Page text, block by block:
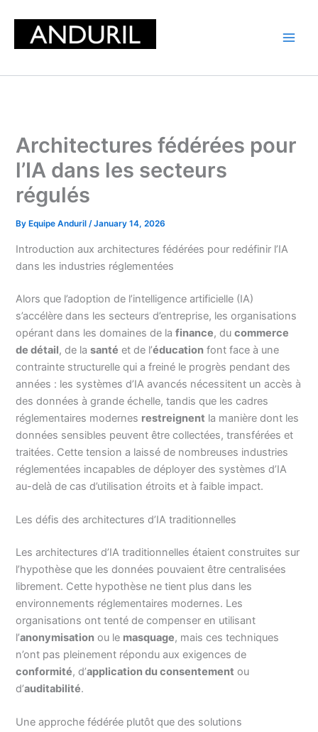
content
Architectures fédérées pour
l’IA dans les secteurs
régulés
By Equipe Anduril/January 14, 2026
Introduction aux architectures fédérées pour redéfinir l’IA
dans les industries réglementées
Alors que l’adoption de l’intelligence artificielle (IA)
s’accélère dans les secteurs d’entreprise, les organisations
opérant dans les domaines de lafinance, ducommerce
de détail, de lasanté et de l’éducation font face à une
contrainte structurelle qui a freiné le progrès pendant des
années : les systèmes d’IA avancés nécessitent un accès à
des données à grande échelle, tandis que les cadres
réglementaires modernes restreignent la manière dont les
données sensibles peuvent être collectées, transférées et
traitées. Cette tension a laissé de nombreuses industries
réglementées incapables de déployer des systèmes d’IA
au-delà de cas d’utilisation étroits et à faible impact.
Les défis des architectures d’IA traditionnelles
Les architectures d’IA traditionnelles étaient construites sur
l’hypothèse que les données pouvaient être centralisées
librement. Cette hypothèse ne tient plus dans les
environnements réglementaires modernes. Les
organisations ont tenté de compenser en utilisant
l’anonymisation ou le masquage, mais ces techniques
n’ont pas pleinement répondu aux exigences de
conformité, d’application du consentement ou
d’auditabilité.
Une approche fédérée plutôt que des solutions